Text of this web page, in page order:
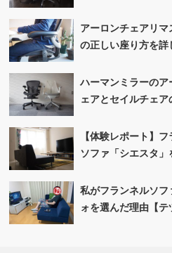
アーロンチェアリマ
の正しい座り方を詳
ハーマンミラーのア
ェアとセイルチェア
【体験レポート】
ソファ「シエスタ」
私がフランネルソフ
ォを選んだ理由【テ